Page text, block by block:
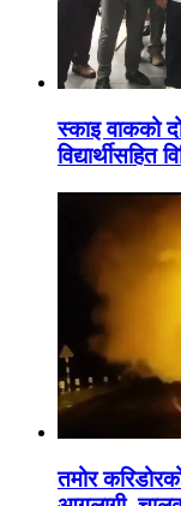
स्काइ वाकको
विद्यार्थीसहित
तमोर